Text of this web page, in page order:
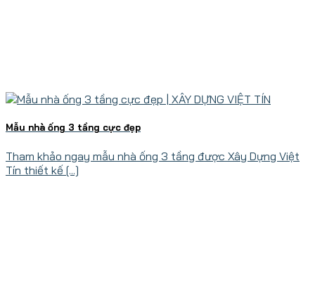
Mẫu nhà ống 3 tầng cực đẹp
Tham khảo ngay mẫu nhà ống 3 tầng được Xây Dựng Việt
Tín thiết kế [...]